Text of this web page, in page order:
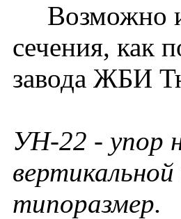
Возможно
сечения, как
завода ЖБИ
УН-22 - упор
типоразмер.